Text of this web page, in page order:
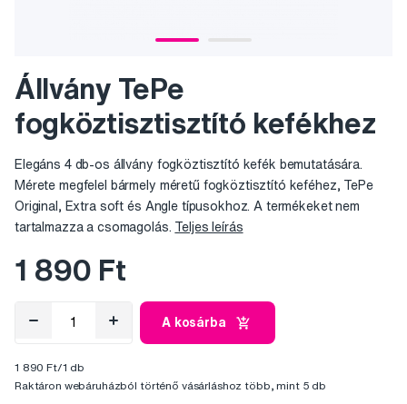
Állvány TePe
fogköztisztisztító kefékhez
Elegáns 4 db-os állvány fogköztisztító kefék bemutatására.
Mérete megfelel bármely méretű fogköztisztító keféhez, TePe
Original, Extra soft és Angle típusokhoz. A termékeket nem
tartalmazza a csomagolás. Teljes leírás
1 890 Ft
A kosárba
1 890 Ft/1 db
Raktáron webáruházból történő vásárláshoz több, mint 5 db